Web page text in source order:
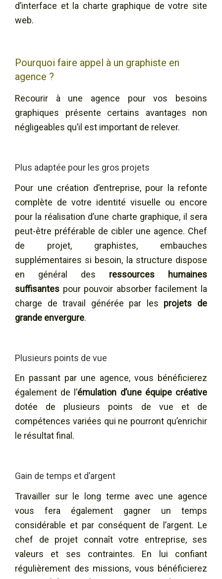
d’interface et la charte graphique de votre site
web.
Pourquoi faire appel à un graphiste en
agence ?
Recourir à une agence pour vos besoins
graphiques présente certains avantages non
négligeables qu’il est important de relever.
Plus adaptée pour les gros projets
Pour une création d’entreprise, pour la refonte
complète de votre identité visuelle ou encore
pour la réalisation d’une charte graphique, il sera
peut-être préférable de cibler une agence. Chef
de projet, graphistes, embauches
supplémentaires si besoin, la structure dispose
en général des ressources humaines
suffisantes pour pouvoir absorber facilement la
charge de travail générée par les projets de
grande envergure.
Plusieurs points de vue
En passant par une agence, vous bénéficierez
également de l’émulation d’une équipe créative
dotée de plusieurs points de vue et de
compétences variées qui ne pourront qu’enrichir
le résultat final.
Gain de temps et d’argent
Travailler sur le long terme avec une agence
vous fera également gagner un temps
considérable et par conséquent de l’argent. Le
chef de projet connaît votre entreprise, ses
valeurs et ses contraintes. En lui confiant
régulièrement des missions, vous bénéficierez